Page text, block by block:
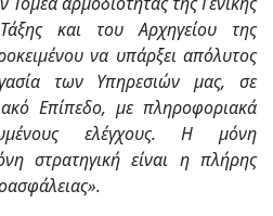
και του Αρχηγείου της
να υπάρξει απόλυτος
των Υπηρεσιών μας, σε
Επίπεδο, με πληροφοριακά
ελέγχους. Η μόνη
στρατηγική είναι η πλήρης